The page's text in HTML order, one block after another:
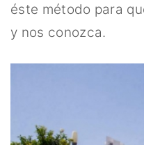
éste método para
y nos conozca.